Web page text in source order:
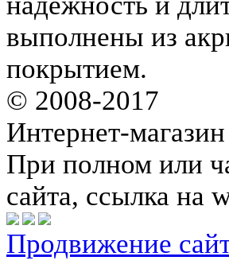
выполнены из
покрытием.
© 2008-2017
Интернет-
При полном или
сайта, ссылка на
Продвижение